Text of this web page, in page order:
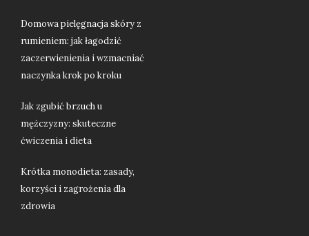
Domowa pielęgnacja skóry z
rumieniem: jak łagodzić
zaczerwienienia i wzmacniać
naczynka krok po kroku
Jak zgubić brzuch u
mężczyzny: skuteczne
ćwiczenia i dieta
Krótka monodieta: zasady,
korzyści i zagrożenia dla
zdrowia